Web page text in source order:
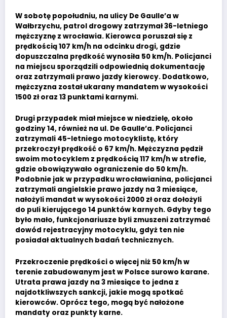
W sobotę popołudniu, na ulicy De Gaulle’a w
Wałbrzychu, patrol drogowy zatrzymał 36-letniego
mężczyznę z wrocławia. Kierowca poruszał się z
prędkością 107 km/h na odcinku drogi, gdzie
dopuszczalna prędkość wynosiła 50 km/h. Policjanci
na miejscu sporządzili odpowiednią dokumentację
oraz zatrzymali prawo jazdy kierowcy. Dodatkowo,
mężczyzna został ukarany mandatem w wysokości
1500 zł oraz 13 punktami karnymi.
Drugi przypadek miał miejsce w niedzielę, około
godziny 14, również na ul. De Gaulle’a. Policjanci
zatrzymali 45-letniego motocyklistę, który
przekroczył prędkość o 67 km/h. Mężczyzna pędził
swoim motocyklem z prędkością 117 km/h w strefie,
gdzie obowiązywało ograniczenie do 50 km/h.
Podobnie jak w przypadku wrocławianina, policjanci
zatrzymali angielskie prawo jazdy na 3 miesiące,
nałożyli mandat w wysokości 2000 zł oraz dołożyli
do puli kierującego 14 punktów karnych. Gdyby tego
było mało, funkcjonariusze byli zmuszeni zatrzymać
dowód rejestracyjny motocyklu, gdyż ten nie
posiadał aktualnych badań technicznych.
Przekroczenie prędkości o więcej niż 50 km/h w
terenie zabudowanym jest w Polsce surowo karane.
Utrata prawa jazdy na 3 miesiące to jedna z
najdotkliwszych sankcji, jakie mogą spotkać
kierowców. Oprócz tego, mogą być nałożone
mandaty oraz punkty karne.